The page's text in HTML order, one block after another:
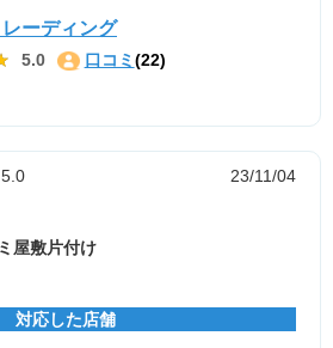
ーディング
5.0 口コミ (22)
5.0
23/11/04
屋敷片付け
対応した店舗